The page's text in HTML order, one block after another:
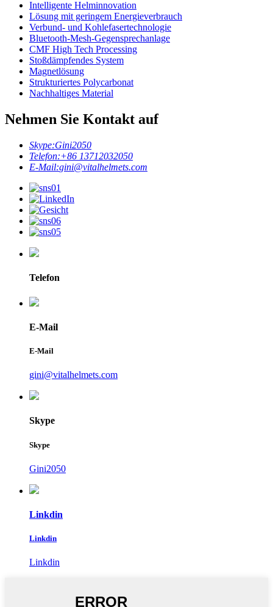
Intelligente Helminnovation
Lösung mit geringem Energieverbrauch
Verbund- und Kohlefasertechnologie
Bluetooth-Mesh-Gegensprechanlage
CMF High Tech Processing
Stoßdämpfendes System
Magnetlösung
Strukturiertes Polycarbonat
Nachhaltiges Material
Nehmen Sie Kontakt auf
Skype:Gini2050
Telefon:+86 13712032050
E-Mail:gini@vitalhelmets.com
Telefon
E-Mail
E-Mail
gini@vitalhelmets.com
Skype
Skype
Gini2050
Linkdin
Linkdin
Linkdin